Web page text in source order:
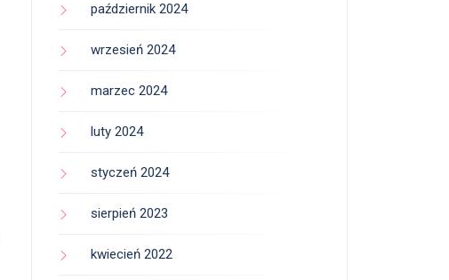
październik 2024
wrzesień 2024
marzec 2024
luty 2024
styczeń 2024
sierpień 2023
kwiecień 2022